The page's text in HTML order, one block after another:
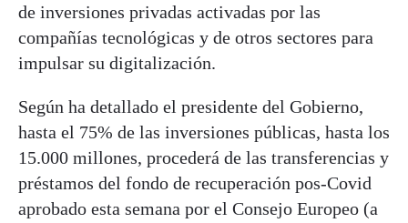
de inversiones privadas activadas por las
compañías tecnológicas y de otros sectores para
impulsar su digitalización.
Según ha detallado el presidente del Gobierno,
hasta el 75% de las inversiones públicas, hasta los
15.000 millones, procederá de las transferencias y
préstamos del fondo de recuperación pos-Covid
aprobado esta semana por el Consejo Europeo (a